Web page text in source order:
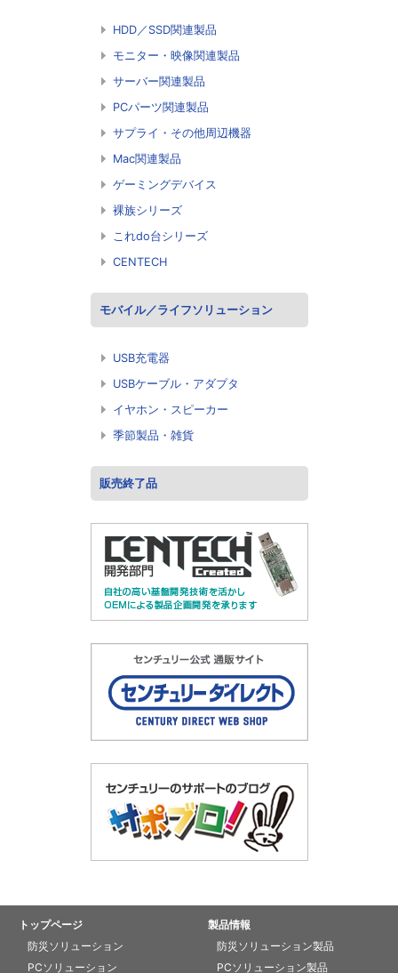
HDD／SSD関連製品
モニター・映像関連製品
サーバー関連製品
PCパーツ関連製品
サプライ・その他周辺機器
Mac関連製品
ゲーミングデバイス
裸族シリーズ
これdo台シリーズ
CENTECH
モバイル／ライフソリューション
USB充電器
USBケーブル・アダプタ
イヤホン・スピーカー
季節製品・雑貨
販売終了品
トップページ
防災ソリューション
PCソリューション
製品情報
防災ソリューション製品
PCソリューション製品